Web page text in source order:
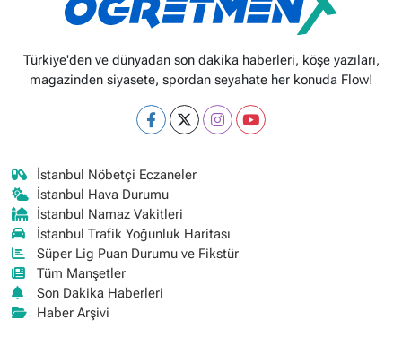
Türkiye'den ve dünyadan son dakika haberleri, köşe yazıları,
magazinden siyasete, spordan seyahate her konuda Flow!
İstanbul Nöbetçi Eczaneler
İstanbul Hava Durumu
İstanbul Namaz Vakitleri
İstanbul Trafik Yoğunluk Haritası
Süper Lig Puan Durumu ve Fikstür
Tüm Manşetler
Son Dakika Haberleri
Haber Arşivi